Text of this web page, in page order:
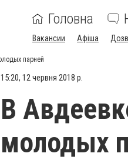
Головна
Вакансии Афіша
парней
15:20, 12 червня 2018 р.
В
молодых